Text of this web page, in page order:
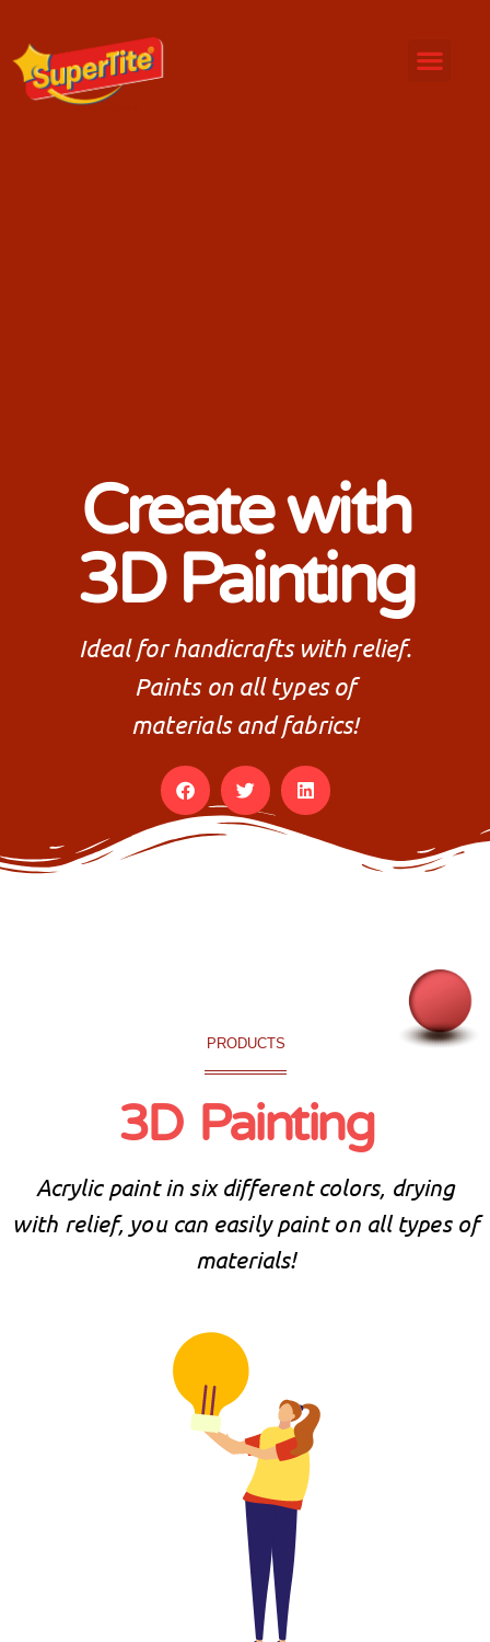
Create with
3D Painting
Ideal for handicrafts with relief.
Paints on all types of
materials and fabrics!
PRODUCTS
3D Painting
Acrylic paint in six different colors, drying
with relief, you can easily paint on all types of
materials!